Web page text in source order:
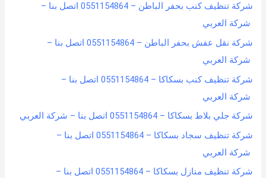
شركة تنظيف كنب بحفر الباطن – 0551154864 اتصل بنا –
شركة العربي
شركة نقل عفش بحفر الباطن – 0551154864 اتصل بنا –
شركة العربي
شركة تنظيف كنب بسكاكا – 0551154864 اتصل بنا –
شركة العربي
شركة جلي بلاط بسكاكا – 0551154864 اتصل بنا – شركة العربي
شركة تنظيف سجاد بسكاكا – 0551154864 اتصل بنا –
شركة العربي
شركة تنظيف منازل بسكاكا – 0551154864 اتصل بنا –